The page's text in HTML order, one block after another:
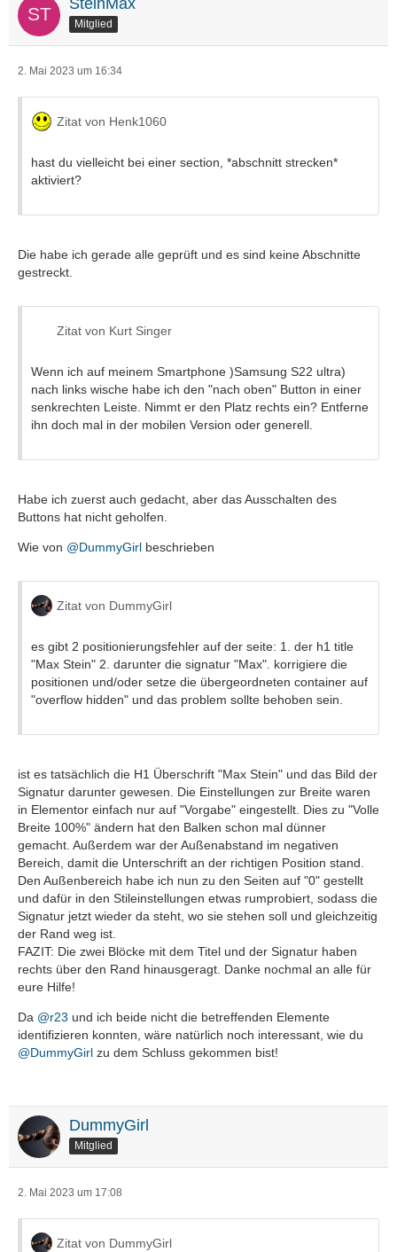
SteinMax
Mitglied
2. Mai 2023 um 16:34
Zitat von Henk1060
hast du vielleicht bei einer section, *abschnitt strecken*
aktiviert?
Die habe ich gerade alle geprüft und es sind keine Abschnitte
gestreckt.
Zitat von Kurt Singer
Wenn ich auf meinem Smartphone )Samsung S22 ultra)
nach links wische habe ich den "nach oben" Button in einer
senkrechten Leiste. Nimmt er den Platz rechts ein? Entferne
ihn doch mal in der mobilen Version oder generell.
Habe ich zuerst auch gedacht, aber das Ausschalten des
Buttons hat nicht geholfen.
Wie von @DummyGirl beschrieben
Zitat von DummyGirl
es gibt 2 positionierungsfehler auf der seite: 1. der h1 title
"Max Stein" 2. darunter die signatur "Max". korrigiere die
positionen und/oder setze die übergeordneten container auf
"overflow hidden" und das problem sollte behoben sein.
ist es tatsächlich die H1 Überschrift "Max Stein" und das Bild der
Signatur darunter gewesen. Die Einstellungen zur Breite waren
in Elementor einfach nur auf "Vorgabe" eingestellt. Dies zu "Volle
Breite 100%" ändern hat den Balken schon mal dünner
gemacht. Außerdem war der Außenabstand im negativen
Bereich, damit die Unterschrift an der richtigen Position stand.
Den Außenbereich habe ich nun zu den Seiten auf "0" gestellt
und dafür in den Stileinstellungen etwas rumprobiert, sodass die
Signatur jetzt wieder da steht, wo sie stehen soll und gleichzeitig
der Rand weg ist.
FAZIT: Die zwei Blöcke mit dem Titel und der Signatur haben
rechts über den Rand hinausgeragt. Danke nochmal an alle für
eure Hilfe!
Da @r23 und ich beide nicht die betreffenden Elemente
identifizieren konnten, wäre natürlich noch interessant, wie du
@DummyGirl zu dem Schluss gekommen bist!
DummyGirl
Mitglied
2. Mai 2023 um 17:08
Zitat von DummyGirl